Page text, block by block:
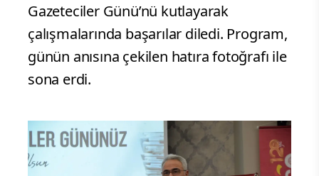
Gazeteciler Günü’nü kutlayarak
çalışmalarında başarılar diledi. Program,
günün anısına çekilen hatıra fotoğrafı ile
sona erdi.